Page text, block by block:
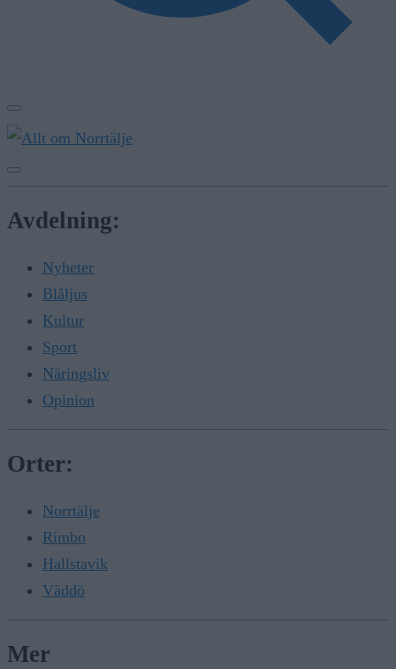
Avdelning:
Nyheter
Blåljus
Kultur
Sport
Näringsliv
Opinion
Orter:
Norrtälje
Rimbo
Hallstavik
Väddö
Mer